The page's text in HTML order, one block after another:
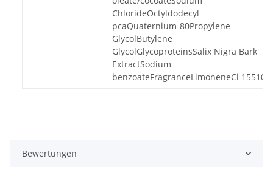
ChlorideOctyldodecyl
pcaQuaternium-80Propylene
GlycolButylene
GlycolGlycoproteinsSalix Nigra Bark
ExtractSodium
benzoateFragranceLimoneneCi 15510
Bewertungen